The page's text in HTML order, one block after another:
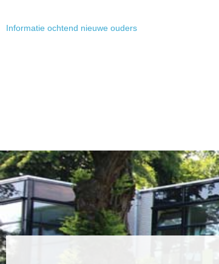
Informatie ochtend nieuwe ouders